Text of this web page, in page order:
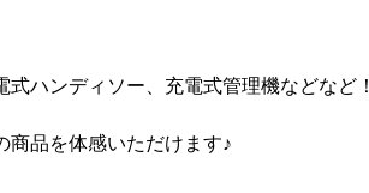
式ハンディソー、充電式管理機などなど！
商品を体感いただけます♪